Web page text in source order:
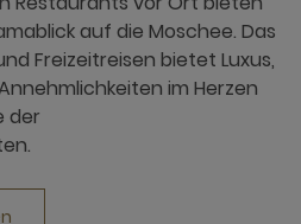
auf die Moschee. Das
Freizeitreisen bietet Luxus,
im Herzen
der